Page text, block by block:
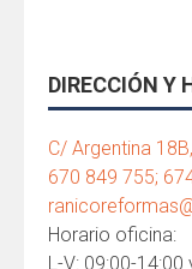
DIRECCIÓN Y
C/ Argentina
670 849 755;
Horario oficina:
L-V: 09:00-14:00